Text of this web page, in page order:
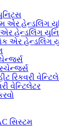
એર હેન્ડલિંગ
હેન્ડલિંગ
એર હેન્ડલિંગ
રિકવરી
વેન્ટિલેટર
સિસ્ટમ